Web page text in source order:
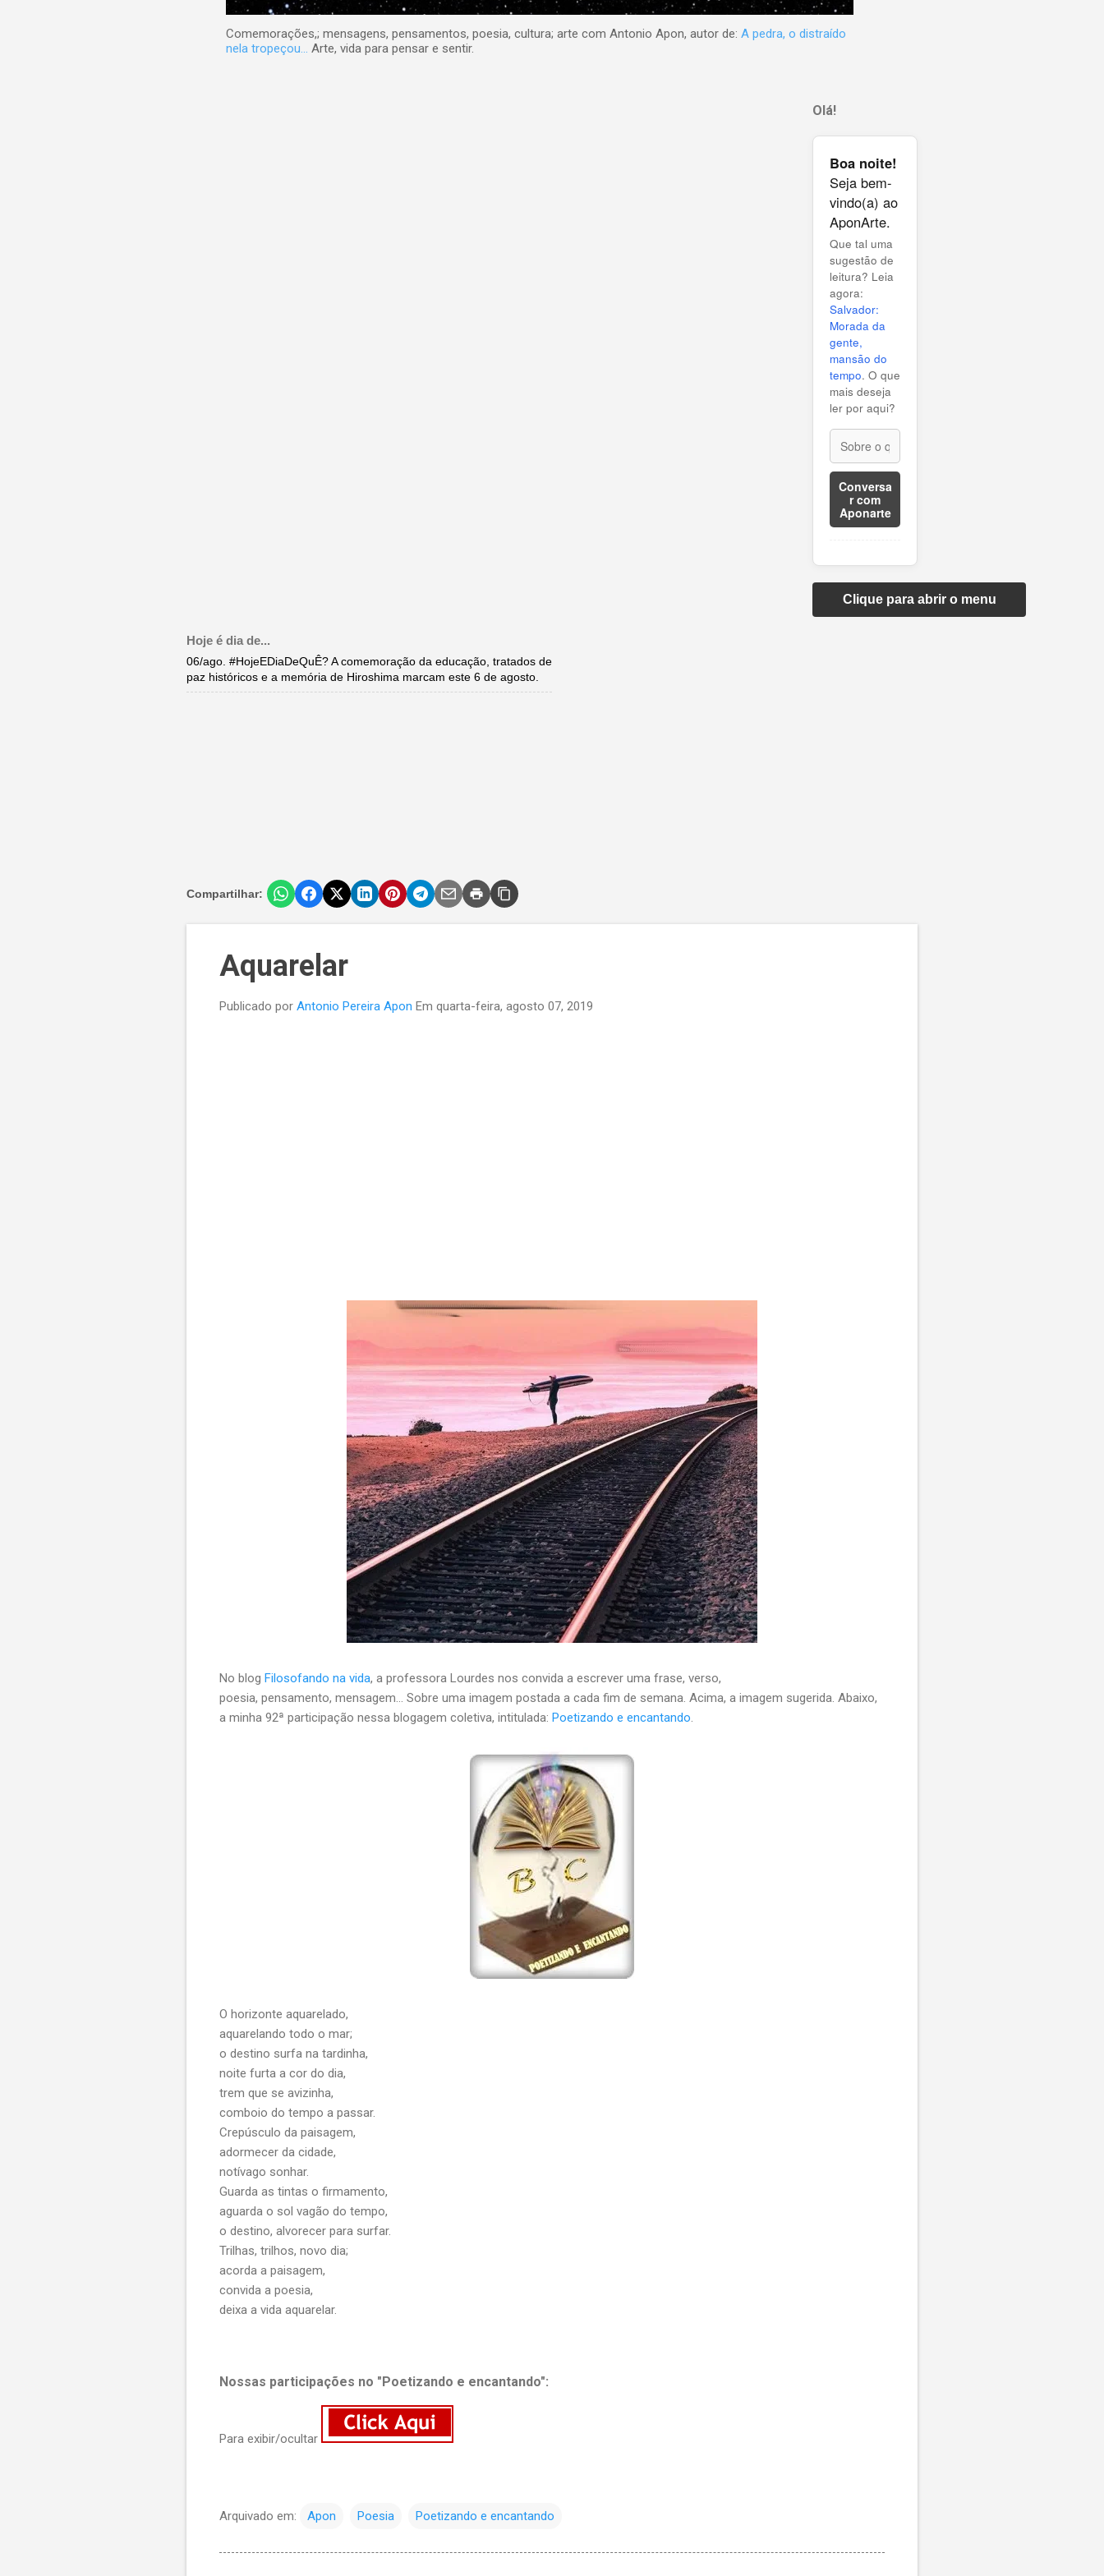
Comemorações,; mensagens, pensamentos, poesia, cultura; arte com Antonio Apon, autor de: A pedra, o distraído
nela tropeçou... Arte, vida para pensar e sentir.
Olá!
Boa noite!
Seja bem-
vindo(a) ao
AponArte.
Que tal uma
sugestão de
leitura? Leia
agora:
Salvador:
Morada da
gente,
mansão do
tempo. O que
mais deseja
ler por aqui?
Conversa
r com
Aponarte
Clique para abrir o menu
Hoje é dia de...
06/ago. #HojeEDiaDeQuÊ? A comemoração da educação, tratados de
paz históricos e a memória de Hiroshima marcam este 6 de agosto.
Compartilhar:
Aquarelar
Publicado por Antonio Pereira Apon Em quarta-feira, agosto 07, 2019
No blog Filosofando na vida, a professora Lourdes nos convida a escrever uma frase, verso,
poesia, pensamento, mensagem… Sobre uma imagem postada a cada fim de semana. Acima, a imagem sugerida. Abaixo,
a minha 92ª participação nessa blogagem coletiva, intitulada: Poetizando e encantando.
O horizonte aquarelado,
aquarelando todo o mar;
o destino surfa na tardinha,
noite furta a cor do dia,
trem que se avizinha,
comboio do tempo a passar.
Crepúsculo da paisagem,
adormecer da cidade,
notívago sonhar.
Guarda as tintas o firmamento,
aguarda o sol vagão do tempo,
o destino, alvorecer para surfar.
Trilhas, trilhos, novo dia;
acorda a paisagem,
convida a poesia,
deixa a vida aquarelar.
Nossas participações no "Poetizando e encantando":
Para exibir/ocultar
Arquivado em: Apon Poesia Poetizando e encantando